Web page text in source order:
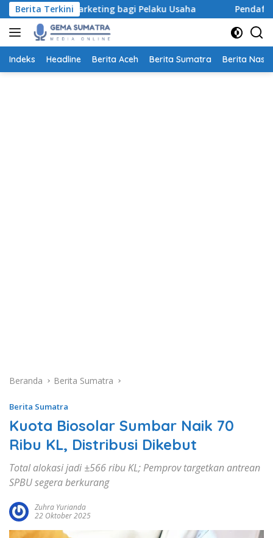
Langsung
ke
konten
Berita Terkini
Marketing bagi Pelaku Usaha Pendaftaran
Indeks Headline Berita Aceh Berita Sumatra Berita
Beranda Berita Sumatra
Berita Sumatra
Kuota Biosolar Sumbar Naik 70
Ribu KL, Distribusi Dikebut
Total alokasi jadi ±566 ribu KL; Pemprov targetkan antrean
SPBU segera berkurang
Zuhra Yurianda
22 Oktober 2025